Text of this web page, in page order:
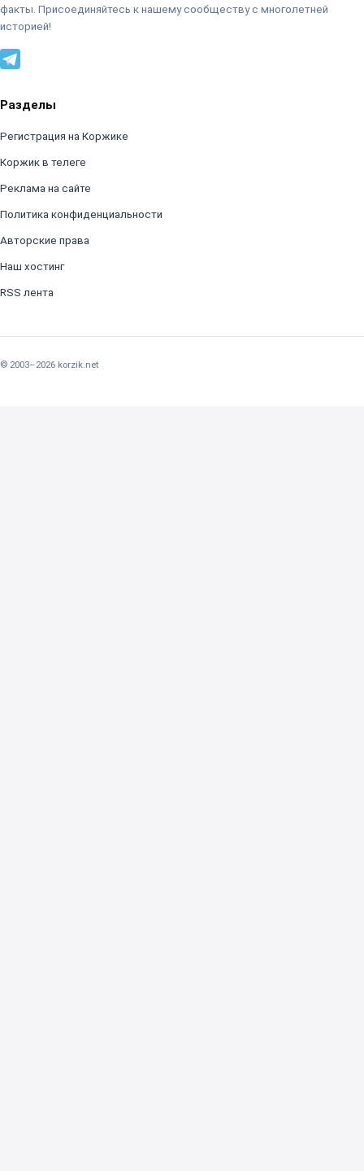
факты. Присоединяйтесь к нашему сообществу с многолетней
историей!
Разделы
Регистрация на Коржике
Коржик в телеге
Реклама на сайте
Политика конфиденциальности
Авторские права
Наш хостинг
RSS лента
© 2003–2026 korzik.net